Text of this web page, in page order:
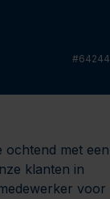
#64244
ochtend met een
klanten in
voor